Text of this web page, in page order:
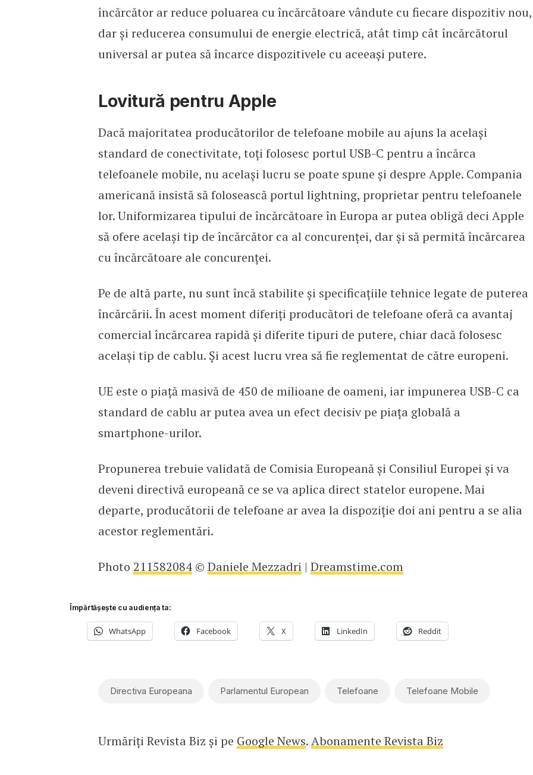
încărcător ar reduce poluarea cu încărcătoare vândute cu fiecare dispozitiv nou,
dar și reducerea consumului de energie electrică, atât timp cât încărcătorul
universal ar putea să încarce dispozitivele cu aceeași putere.
Lovitură pentru Apple
Dacă majoritatea producătorilor de telefoane mobile au ajuns la același
standard de conectivitate, toți folosesc portul USB-C pentru a încărca
telefoanele mobile, nu același lucru se poate spune și despre Apple. Compania
americană insistă să folosească portul lightning, proprietar pentru telefoanele
lor. Uniformizarea tipului de încărcătoare în Europa ar putea obligă deci Apple
să ofere același tip de încărcător ca al concurenței, dar și să permită încărcarea
cu încărcătoare ale concurenței.
Pe de altă parte, nu sunt încă stabilite și specificațiile tehnice legate de puterea
încărcării. În acest moment diferiți producători de telefoane oferă ca avantaj
comercial încărcarea rapidă și diferite tipuri de putere, chiar dacă folosesc
același tip de cablu. Și acest lucru vrea să fie reglementat de către europeni.
UE este o piață masivă de 450 de milioane de oameni, iar impunerea USB-C ca
standard de cablu ar putea avea un efect decisiv pe piața globală a
smartphone-urilor.
Propunerea trebuie validată de Comisia Europeană și Consiliul Europei și va
deveni directivă europeană ce se va aplica direct statelor europene. Mai
departe, producătorii de telefoane ar avea la dispoziție doi ani pentru a se alia
acestor reglementări.
Photo 211582084© Daniele Mezzadri | Dreamstime.com
Împărtășește cu audiența ta:
WhatsApp Facebook X LinkedIn Reddit
Directiva Europeana Parlamentul European Telefoane Telefoane Mobile
Urmăriți Revista Biz și pe Google News.Abonamente Revista Biz